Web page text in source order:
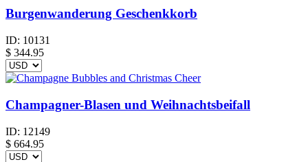
Burgenwanderung Geschenkkorb
ID: 10131
$ 344.95
Champagner-Blasen und Weihnachtsbeifall
ID: 12149
$ 664.95